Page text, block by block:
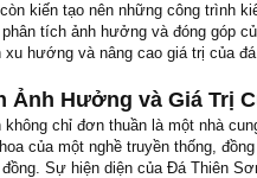
kiến tạo nên những công trình
tích ảnh hưởng và đóng góp
xu hướng và nâng cao giá trị của
Ảnh Hưởng và Giá Trị
chỉ đơn thuần là một nhà
của một nghề truyền thống,
đồng. Sự hiện diện của Đá Thiên